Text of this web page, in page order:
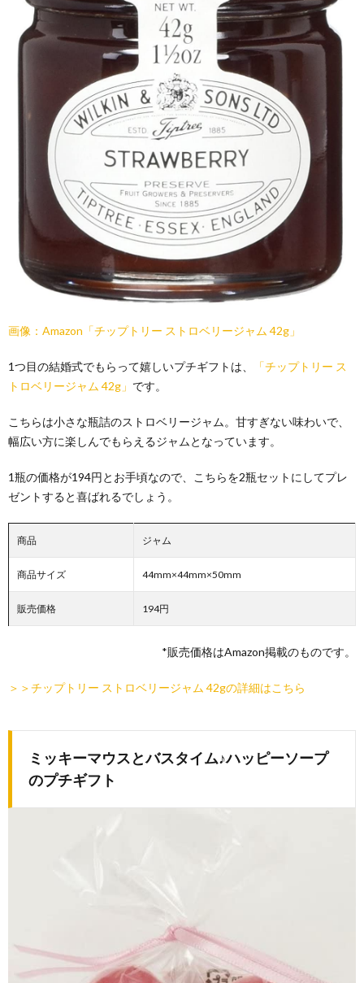
画像：Amazon「チップトリー ストロベリージャム 42g」
1つ目の結婚式でもらって嬉しいプチギフトは、
「チップトリー ス
トロベリージャム 42g」 です。
こちらは小さな瓶詰のストロベリージャム。甘すぎない味わいで、
幅広い方に楽しんでもらえるジャムとなっています。
1瓶の価格が194円とお手頃なので、こちらを2瓶セットにしてプレ
ゼントすると喜ばれるでしょう。
商品 ジャム
商品サイズ 44mm×44mm×50mm
販売価格 194円
*販売価格はAmazon掲載のものです。
＞＞チップトリー ストロベリージャム 42gの詳細はこちら
ミッキーマウスとバスタイム♪ハッピーソープ
のプチギフト